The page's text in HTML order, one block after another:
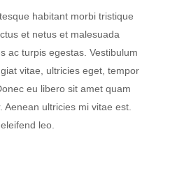
habitant morbi tristique
et netus et malesuada
ac turpis egestas. Vestibulum
vitae, ultricies eget, tempor
eu libero sit amet quam
Aenean ultricies mi vitae est.
leo.